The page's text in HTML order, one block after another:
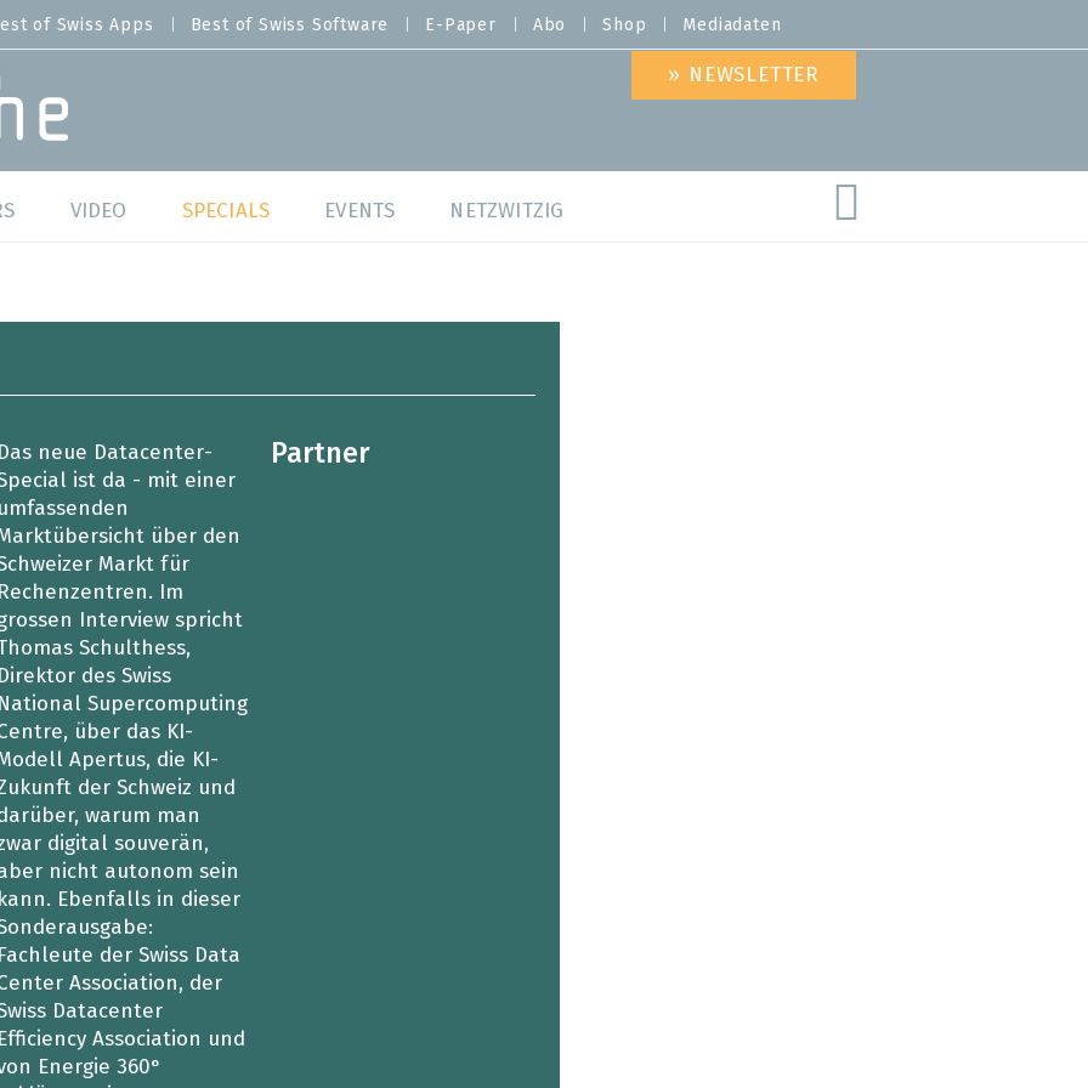
of Swiss Apps Best of Swiss Software E-Paper Abo Shop Mediadaten
» NEWSLETTER
Swiss Software
4 Hana
wird digital
Managed Services & Co.
Banking
VIDEO SPECIALS
Cybersecurity
IT for Gov
Artificial Intelligence
» alle Specials
EVENTS
Best of Swiss Software
NETZWITZIG
Das neue Datacenter-
ist da - mit einer
umfassenden
über den
Markt für
Rechenzentren. Im
Interview spricht
Thomas Schulthess,
Direktor des Swiss
National Supercomputing
über das KI-
Apertus, die KI-
der Schweiz und
warum man
digital souverän,
nicht ­autonom sein
kann. Ebenfalls in dieser
Fachleute der Swiss Data
Association, der
Datacenter
Efficiency Association und
Energie 360°
Partner